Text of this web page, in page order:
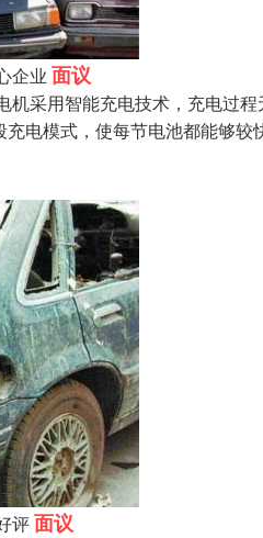
企业 面议
机采用智能充电技术，充电过
电模式，使每节电池都能够
评面议